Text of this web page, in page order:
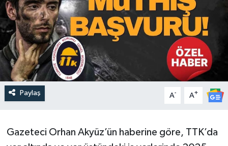
Paylaş A- A+
Gazeteci Orhan Akyüz’ün haberine göre, TTK’da